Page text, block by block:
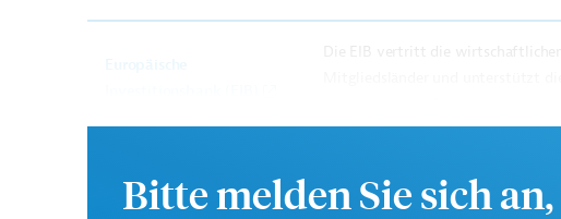
Bitte melden Sie sich